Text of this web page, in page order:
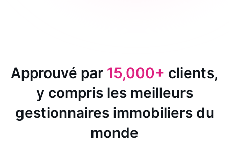
Approuvé par 15,000+ clients,
y compris les meilleurs
gestionnaires immobiliers du
monde